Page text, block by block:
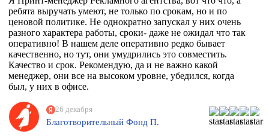
ребята выручать умеют, не только по срокам, но и по
ценовой политике. Не однократно запускал у них очень
разного характера работы, сроки- даже не ожидал что так
оперативно! В нашем деле оперативно редко бывает
качественно, но тут, они умудрились это совместить.
Качество и срок. Рекомендую, да и не важно какой
менеджер, они все на высоком уровне, убедился, когда
был, у них в офисе.
26 декабря
Благотворительный Фонд П.